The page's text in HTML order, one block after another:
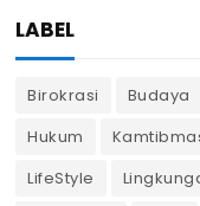
LABEL
Birokrasi Budaya
Hukum
LifeStyle